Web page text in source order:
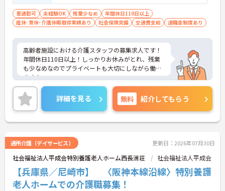
車通勤可 未経験OK 残業少なめ
年間休日110日以上
産休･育休･介護休暇取得実績あり
社会保険完備 交通費支給 退職金制度あり
高齢者施設における介護スタッフの募集求人です！
年間休日110日以上！しっかりお休みがとれ、残業
も少なめなのでプライベートも大切にしながら働け
ます！
ご興味ある方には、面接のポイントなど、さらに詳
細をお話致しますのでお気軽にご相談ください。
詳細を見る 無料 紹介してもらう
通所介護（デイサービス） 更新日：2026年07月30日
社会福祉法人平成会特別養護老人ホーム西長洲荘 社会福祉法人平成会
【兵庫県／尼崎市】 〈阪神本線沿線〉特別養護
老人ホームでの介護職募集！